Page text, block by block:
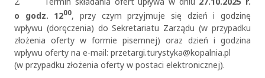
o godz. 1200, przy czym przyjmuje się dzień i godzinę
wpływu (doręczenia) do Sekretariatu Zarządu (w przypadku
złożenia oferty w formie pisemnej) oraz dzień i godzina
wpływu oferty na e-mail: przetargi.turystyka@kopalnia.pl
(w przypadku złożenia oferty w postaci elektronicznej).